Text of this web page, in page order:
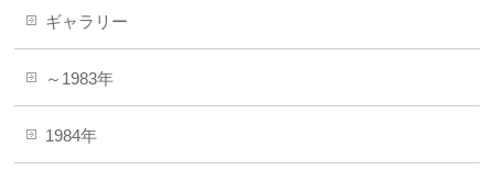
ギャラリー
～1983年
1984年